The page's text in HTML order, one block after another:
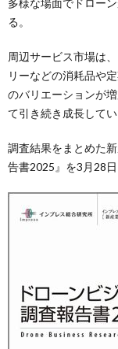
る。
周辺サービス市場は
リーなどの消耗品や
のバリエーションが
て引き続き成長して
調査結果をまとめた
告書2025』を3月28日